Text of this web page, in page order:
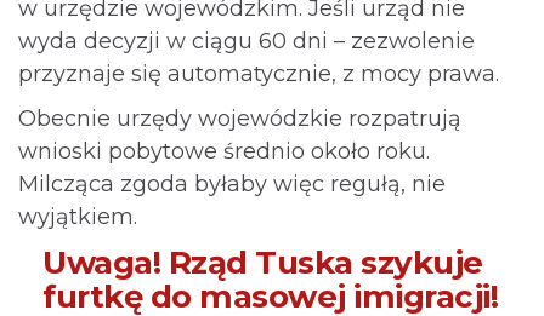
w urzędzie wojewódzkim. Jeśli urząd nie
wyda decyzji w ciągu 60 dni – zezwolenie
przyznaje się automatycznie, z mocy prawa.
Obecnie urzędy wojewódzkie rozpatrują
wnioski pobytowe średnio około roku.
Milcząca zgoda byłaby więc regułą, nie
wyjątkiem.
Uwaga! Rząd Tuska szykuje
furtkę do masowej imigracji!